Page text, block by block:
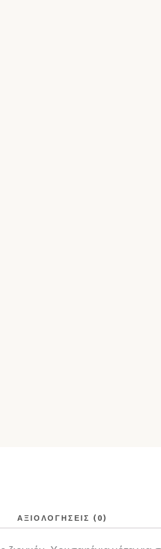
ΑΞΙΟΛΟΓΉΣΕΙΣ (0)